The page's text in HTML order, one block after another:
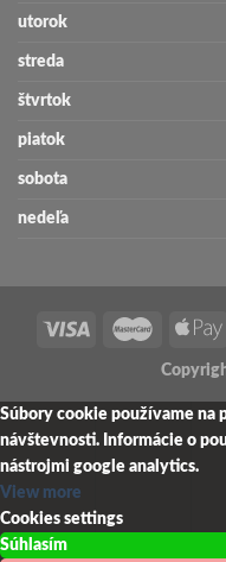
utorok
streda
štvrtok
piatok
sobota
nedeľa
Súbory cookie používame na
návštevnosti. Informácie o
nástrojmi google analytics.
View more
Cookies settings
Súhlasím